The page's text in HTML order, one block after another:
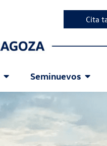
Cita
Seminuevos